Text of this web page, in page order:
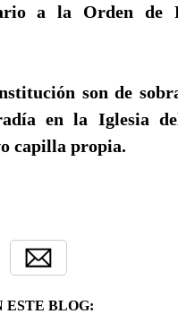
a la Orden de
son de
en la Iglesia
capilla propia.
ESTE BLOG: